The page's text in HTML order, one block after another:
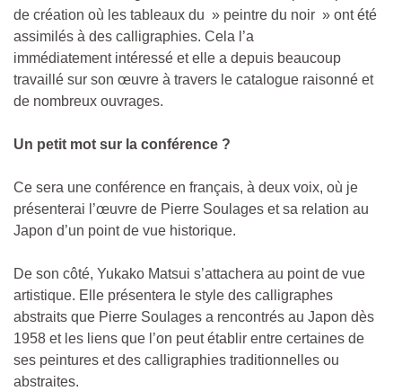
de création où les tableaux du » peintre du noir » ont été
assimilés à des calligraphies. Cela l’a
immédiatement intéressé et elle a depuis beaucoup
travaillé sur son œuvre à travers le catalogue raisonné et
de nombreux ouvrages.
Un petit mot sur la conférence ?
Ce sera une conférence en français, à deux voix, où je
présenterai l’œuvre de Pierre Soulages et sa relation au
Japon d’un point de vue historique.
De son côté, Yukako Matsui s’attachera au point de vue
artistique. Elle présentera le style des calligraphes
abstraits que Pierre Soulages a rencontrés au Japon dès
1958 et les liens que l’on peut établir entre certaines de
ses peintures et des calligraphies traditionnelles ou
abstraites.